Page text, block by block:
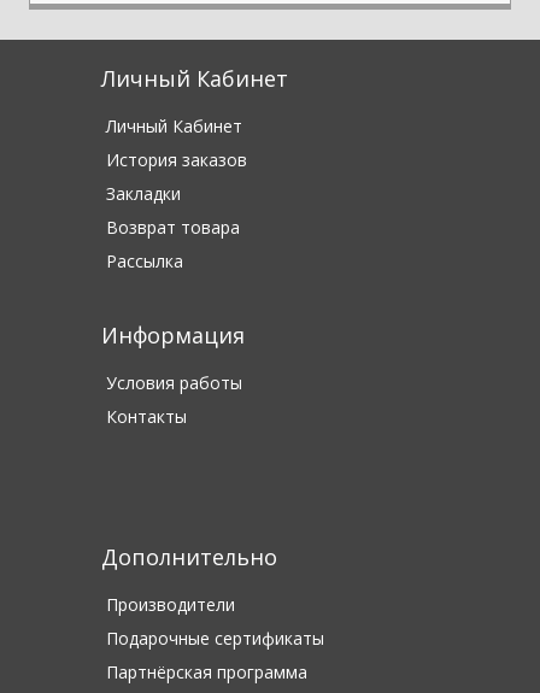
Личный Кабинет
Личный Кабинет
История заказов
Закладки
Возврат товара
Рассылка
Информация
Условия работы
Контакты
Дополнительно
Производители
Подарочные сертификаты
Партнёрская программа